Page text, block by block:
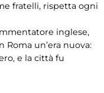
fratelli, rispetta ogni
inglese,
un’era nuova:
e la città fu